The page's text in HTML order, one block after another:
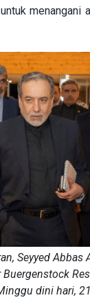
menangani
Seyyed Abbas
dini hari,